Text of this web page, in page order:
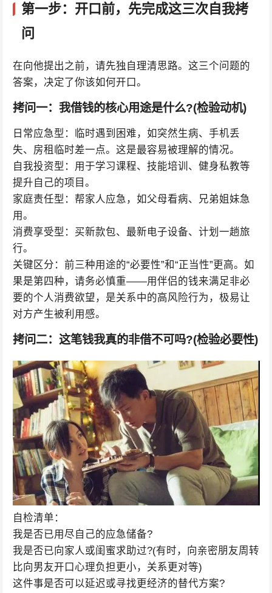
第一步：开口前，先完成这三次自我拷
问
在向他提出之前，请先独自理清思路。这三个问题的
答案，决定了你该如何开口。
拷问一：我借钱的核心用途是什么?(检验动机)
日常应急型：临时遇到困难，如突然生病、手机丢
失、房租临时差一点。这是最容易被理解的情况。
自我投资型：用于学习课程、技能培训、健身私教等
提升自己的项目。
家庭责任型：帮家人应急，如父母看病、兄弟姐妹急
用。
消费享受型：买新款包、最新电子设备、计划一趟旅
行。
关键区分：前三种用途的“必要性”和“正当性”更高。如
果是第四种，请务必慎重——用伴侣的钱来满足非必
要的个人消费欲望，是关系中的高风险行为，极易让
对方产生被利用感。
拷问二：这笔钱我真的非借不可吗?(检验必要性)
自检清单：
我是否已用尽自己的应急储备?
我是否已向家人或闺蜜求助过?(有时，向亲密朋友周转
比向男友开口心理负担更小，关系更对等)
这件事是否可以延迟或寻找更经济的替代方案?